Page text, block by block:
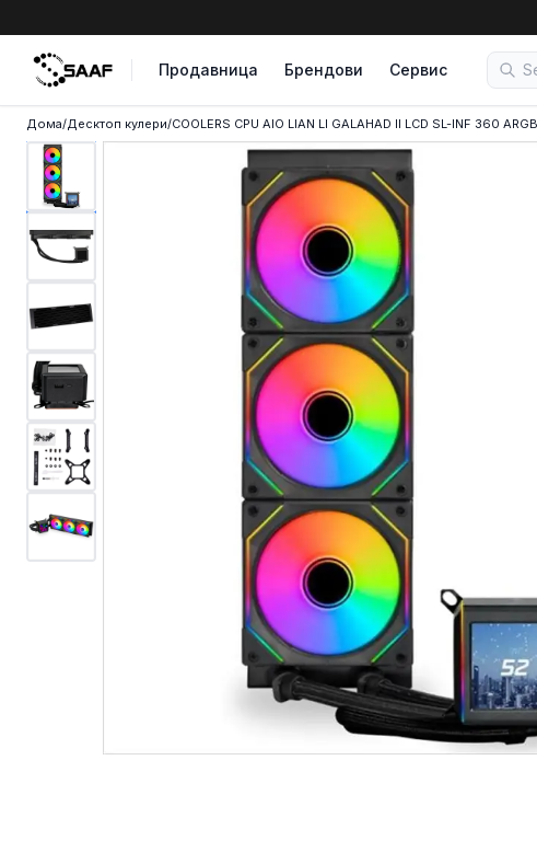
Продавница Брендови Сервис
Дома/Десктоп кулери/COOLERS CPU AIO LIAN LI GALAHAD II LCD SL-INF 360